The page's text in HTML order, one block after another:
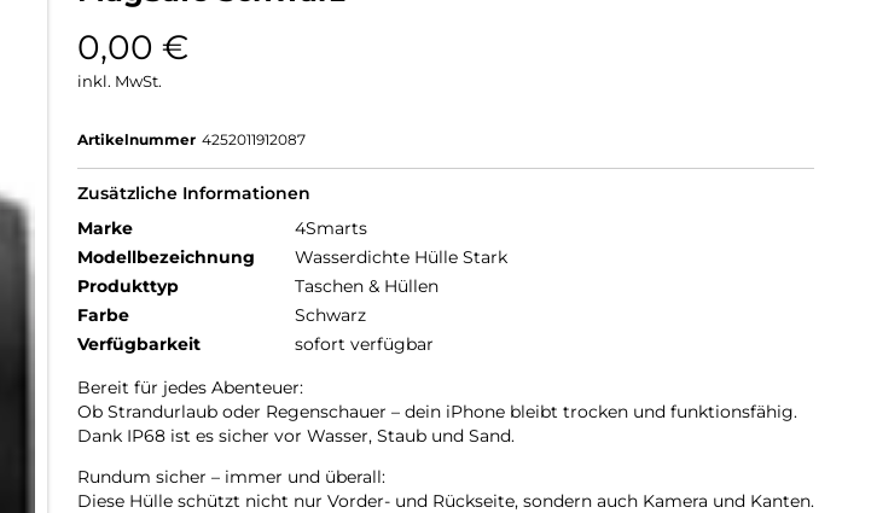
0,00 €
inkl. MwSt.
Artikelnummer 4252011912087
Zusätzliche Informationen
Marke
4Smarts
Modellbezeichnung
Wasserdichte Hülle Stark
Produkttyp
Taschen & Hüllen
Farbe
Schwarz
Verfügbarkeit
sofort verfügbar
Bereit für jedes Abenteuer:
Ob Strandurlaub oder Regenschauer – dein iPhone bleibt trocken und funktionsfähig.
Dank IP68 ist es sicher vor Wasser, Staub und Sand.
Rundum sicher – immer und überall:
Diese Hülle schützt nicht nur Vorder- und Rückseite, sondern auch Kamera und Kanten.